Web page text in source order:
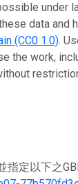
under
data and
(CC0 1.0).
the work,
指定以下之